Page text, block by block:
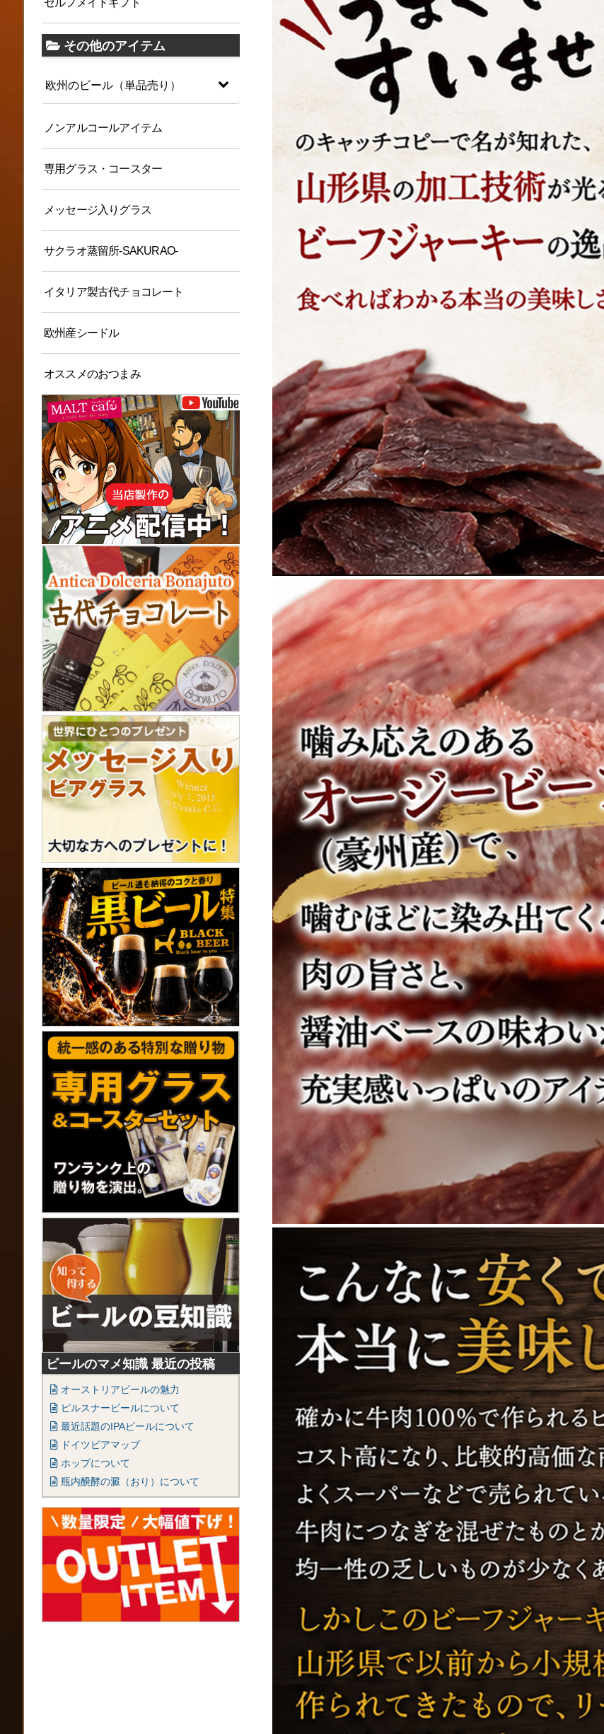
その他のアイテム
欧州のビール（単品売り）
ノンアルコールアイテム
専用グラス・コースター
メッセージ入りグラス
サクラオ蒸留所-SAKURAO-
イタリア製古代チョコレート
欧州産シードル
オススメのおつまみ
ビールのマメ知識 最近の投稿
オーストリアビールの魅力
ピルスナービールについて
最近話題のIPAビールについて
ドイツビアマップ
ホップについて
瓶内醗酵の澱（おり）について